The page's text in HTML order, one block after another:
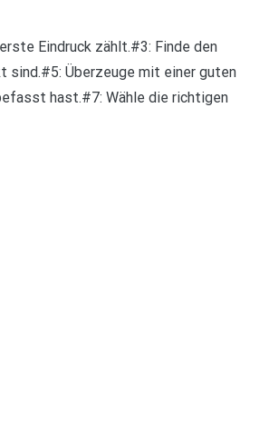
Eindruck zählt.#3: Finde den
sind.#5: Überzeuge mit einer guten
hast.#7: Wähle die richtigen